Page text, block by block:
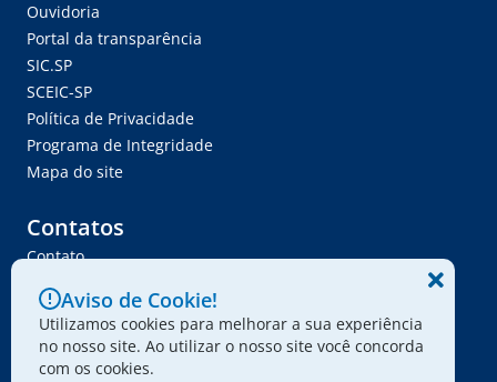
Ouvidoria
Portal da transparência
SIC.SP
SCEIC-SP
Política de Privacidade
Programa de Integridade
Mapa do site
Contatos
Contato
Trabalhe Conosco
Ser Fornecedor
Envie seu projeto
Aviso de Cookie!
Utilizamos cookies para melhorar a sua experiência
no nosso site. Ao utilizar o nosso site você concorda
com os cookies.